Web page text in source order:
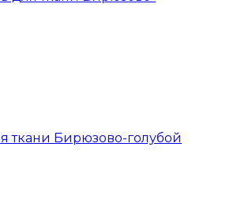
ткани Бирюзово-голубой